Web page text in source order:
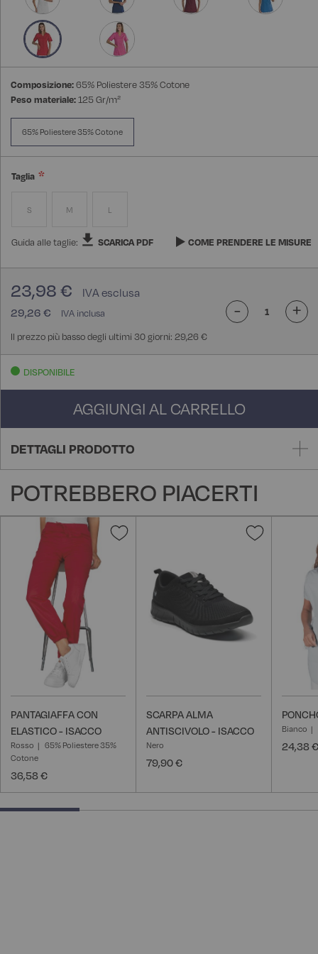
Composizione:65% Poliestere 35% Cotone
Peso materiale:125 Gr/m²
65% Poliestere 35% Cotone
Taglia
S M L
Guida alle taglie: SCARICA PDF COME PRENDERE LE MISURE
29,26 €
23,98 €
Il prezzo più basso degli ultimi 30 giorni: 29,26 €
- +
DISPONIBILE
AGGIUNGI AL CARRELLO
DETTAGLI PRODOTTO
POTREBBERO PIACERTI
Aggiungi
desideri
PANTAGIAFFA CON
ELASTICO - ISACCO
Rosso
65% Poliestere 35%
Cotone
36,58 €
Aggiungi
desideri
SCARPA ALMA
ANTISCIVOLO - ISACCO
Nero
79,90 €
Bianco
24,38 €
25% completed